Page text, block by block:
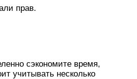
прав.
сэкономите время,
учитывать несколько